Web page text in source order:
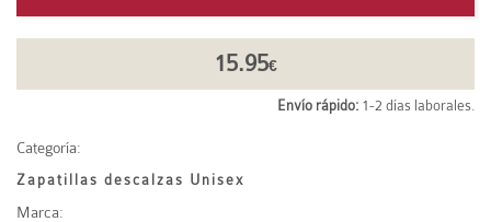
15.95€
Envío rápido: 1-2 días laborales.
Categoría:
Zapatillas descalzas Unisex
Marca: